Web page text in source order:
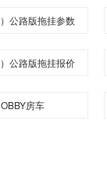
公路版拖挂参数
公路版拖挂报价
房车